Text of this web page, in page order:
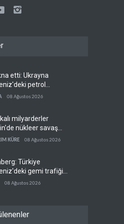
etti: Ukrayna
petrol
vurmayacak
08 Ağustos 2026
milyarderler
nükleer savaş
inşa ediyor
KÜRE 08 Ağustos 2026
Türkiye
gemi trafiğini
başladı
08 Ağustos 2026
Trump'ın